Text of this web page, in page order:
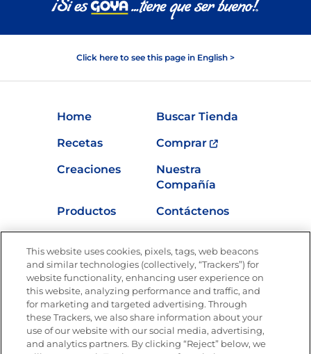
Click here to see this page in English >
Home
Buscar Tienda
Recetas
Comprar
Creaciones
Nuestra
Compañía
Productos
Contáctenos
Nutrición
Únete a La Cocina Goya®
Recibe Nuevas Recetas, Ofertas Especiales y
Promociones
This website uses cookies, pixels, tags, web beacons
and similar technologies (collectively, “Trackers”) for
website functionality, enhancing user experience on
this website, analyzing performance and traffic, and
for marketing and targeted advertising. Through
these Trackers, we also share information about your
use of our website with our social media, advertising,
and analytics partners. By clicking “Reject” below, we